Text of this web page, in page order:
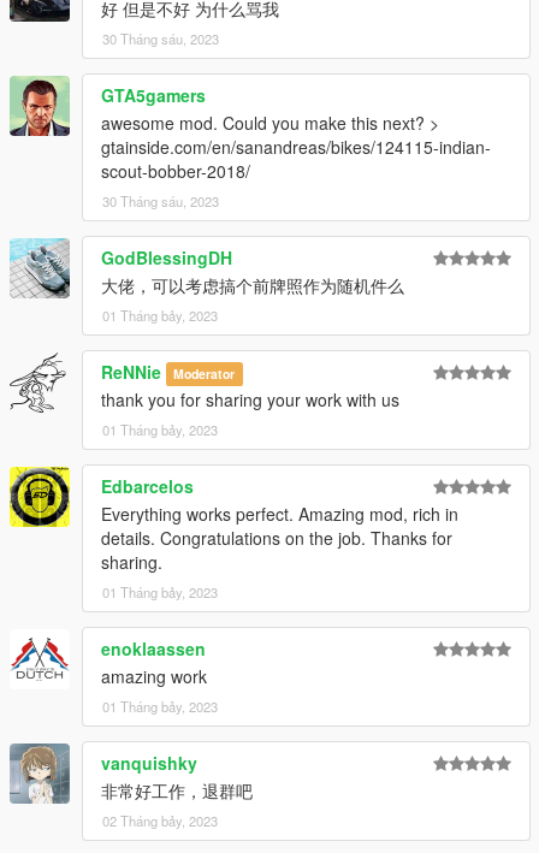
好 但是不好 为什么骂我
30 Tháng sáu, 2023
GTA5gamers
awesome mod. Could you make this next? >
gtainside.com/en/sanandreas/bikes/124115-indian-
scout-bobber-2018/
30 Tháng sáu, 2023
GodBlessingDH
大佬，可以考虑搞个前牌照作为随机件么
01 Tháng bảy, 2023
ReNNie Moderator
thank you for sharing your work with us
01 Tháng bảy, 2023
Edbarcelos
Everything works perfect. Amazing mod, rich in
details. Congratulations on the job. Thanks for
sharing.
01 Tháng bảy, 2023
enoklaassen
amazing work
01 Tháng bảy, 2023
vanquishky
非常好工作，退群吧
02 Tháng bảy, 2023